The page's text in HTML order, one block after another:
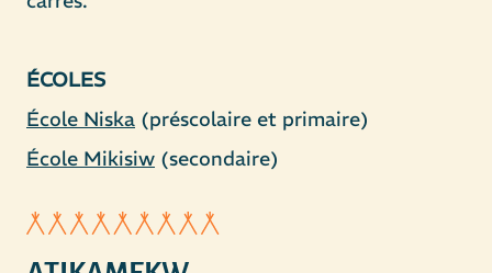
ÉCOLES
École Niska
École Mikisiw (secondaire)